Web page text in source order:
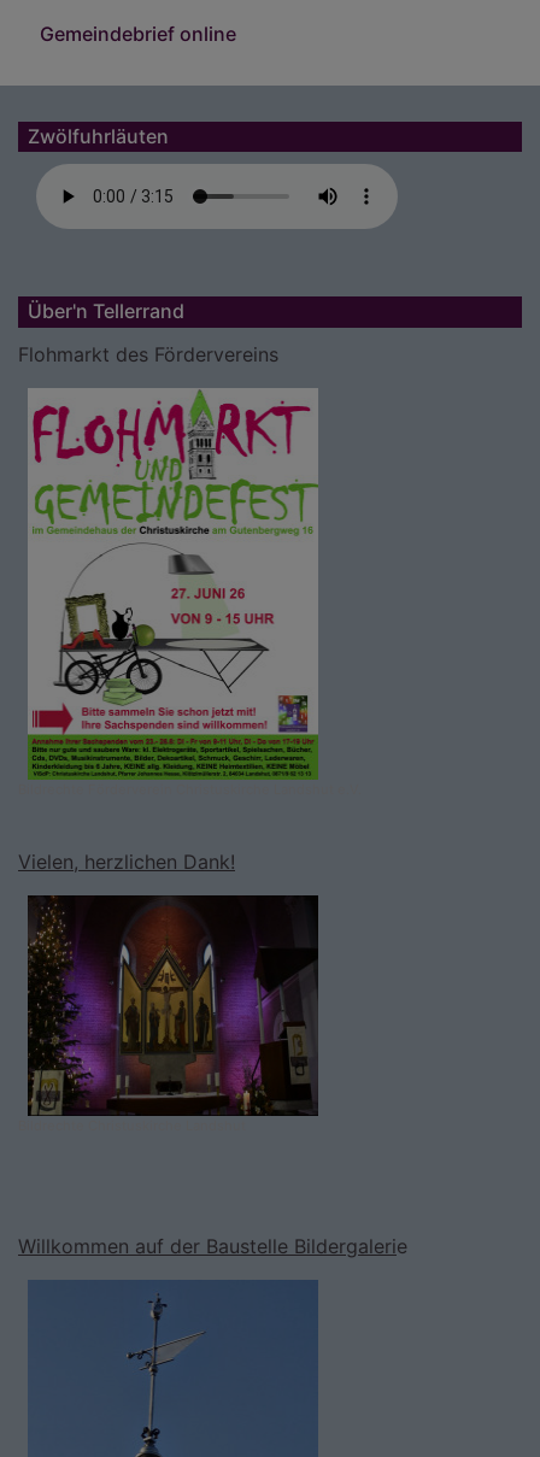
Gemeindebrief online
Zwölfuhrläuten
Über'n Tellerrand
Flohmarkt des Fördervereins
Vielen, herzlichen Dank!
Willkommen auf der Baustelle Bildergalerie